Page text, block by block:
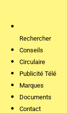
Rechercher
Conseils
Circulaire
Publicité Télé
Marques
Documents
Contact